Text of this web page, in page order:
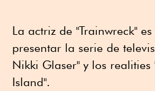
La actriz de "Trainwreck"
presentar la serie de
Nikki Glaser" y los realities
Island".